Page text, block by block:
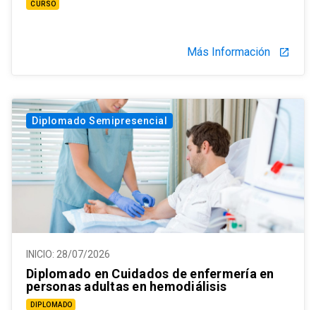
CURSO
Más Información launch
Diplomado Semipresencial
INICIO: 28/07/2026
Diplomado en Cuidados de enfermería en
personas adultas en hemodiálisis
DIPLOMADO